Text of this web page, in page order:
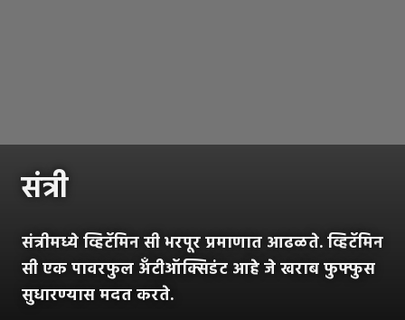
संत्री
संत्रीमध्ये व्हिटॅमिन सी भरपूर प्रमाणात आढळते. व्हिटॅमिन
सी एक पावरफुल अँटीऑक्सिडंट आहे जे खराब फुफ्फुस
सुधारण्यास मदत करते.